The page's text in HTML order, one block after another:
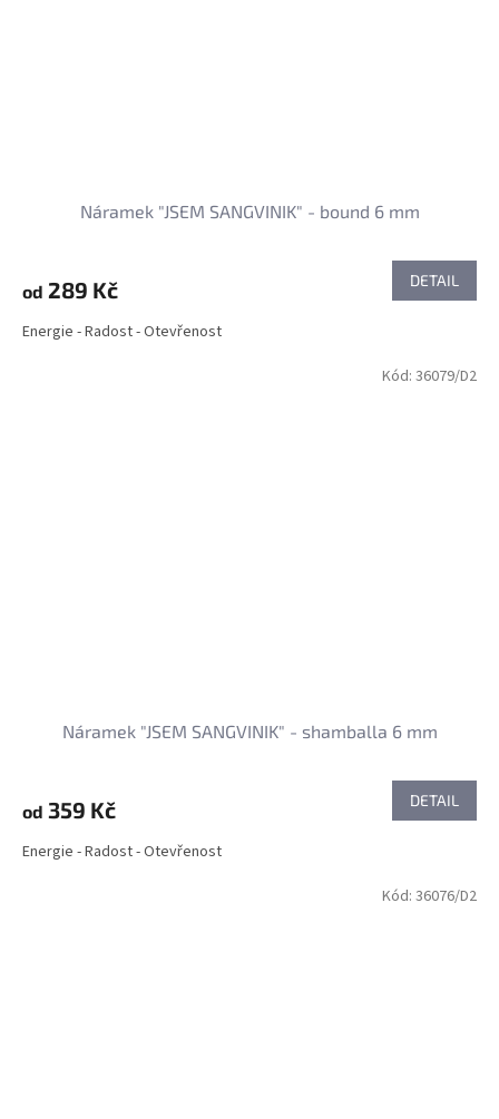
Náramek "JSEM SANGVINIK" - bound 6 mm
od 289 Kč DETAIL
Energie - Radost - Otevřenost
Náramek "JSEM SANGVINIK" - shamballa 6 mm
od 359 Kč DETAIL
Energie - Radost - Otevřenost
Kód: 36079/D2
Kód: 36076/D2